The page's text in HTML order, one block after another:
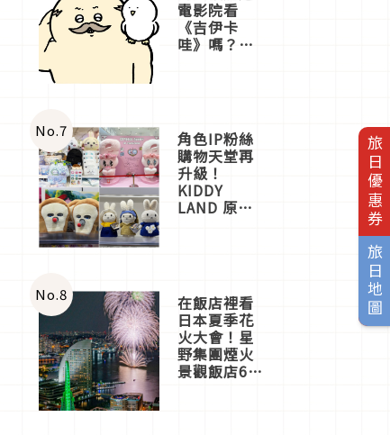
旅日優惠券
旅日地圖
電影院看
《吉伊卡
哇》嗎？日
一同給出了
答案
No.7 角色IP粉絲
購物天堂再
升級！
KIDDY
LAND 原宿
店3分即達
No.8 在飯店裡看
日本夏季花
火大會！星
野集團煙火
景觀飯店6